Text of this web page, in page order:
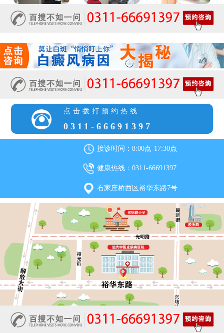
点击拨打预约热线
0311-66691397
接诊时间：8:00点-17:30点
健康热线：0311-66691397
石家庄桥西区裕华东路7号